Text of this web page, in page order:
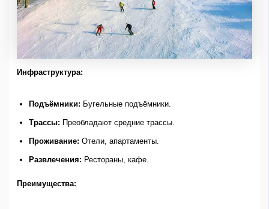
Инфраструктура:
Подъёмники: Бугельные подъёмники.
Трассы: Преобладают средние трассы.
Проживание: Отели, апартаменты.
Развлечения: Рестораны, кафе.
Преимущества: